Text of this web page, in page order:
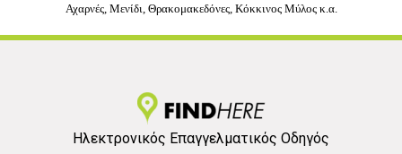
Αχαρνές, Μενίδι, Θρακομακεδόνες, Κόκκινος Μύλος κ.α.
Ηλεκτρονικός Επαγγελματικός Οδηγός